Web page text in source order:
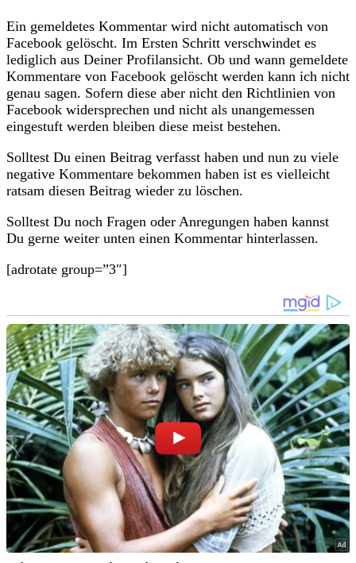
Ein gemeldetes Kommentar wird nicht automatisch von
Facebook gelöscht. Im Ersten Schritt verschwindet es
lediglich aus Deiner Profilansicht. Ob und wann gemeldete
Kommentare von Facebook gelöscht werden kann ich nicht
genau sagen. Sofern diese aber nicht den Richtlinien von
Facebook widersprechen und nicht als unangemessen
eingestuft werden bleiben diese meist bestehen.
Solltest Du einen Beitrag verfasst haben und nun zu viele
negative Kommentare bekommen haben ist es vielleicht
ratsam diesen Beitrag wieder zu löschen.
Solltest Du noch Fragen oder Anregungen haben kannst
Du gerne weiter unten einen Kommentar hinterlassen.
[adrotate group=”3″]